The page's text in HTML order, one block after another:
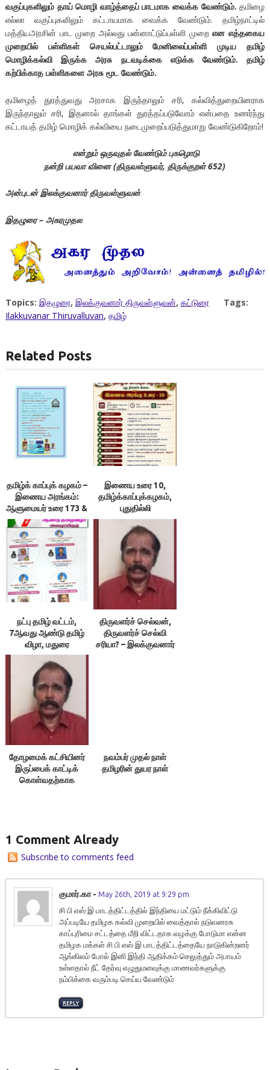
வகுப்புகளிலும் தாய்மொழி வாழ்த்தைப்பாடமாக வைக்க வேண்டும்.தமிழை
எல்லா வகுப்புகளிலும் கட்டாயமாக வைக்க வேண்டும். தமிழ்நாட்டில்
மத்தியஅரசின் பாட முறை அல்லது பன்னாட்டுப்பள்ளி முறைஎனஎத்தகைய
முறையில் பள்ளிகள் செயல்பட்டாலும்மேனிலைப்பள்ளிமுடியதமிழ்
மொழிக்கல்விஇருக்கஅரசு நடவடிக்கை எடுக்க வேண்டும்.தமிழ்
கற்பிக்காத பள்ளிகளைஅரசு மூட வேண்டும்.
தமிழைத் துரத்துவது அரசாக இருந்தாலும் சரி, கல்வித்துறையினராக
இருந்தாலும் சரி, இதனால் தாங்கள் துரத்தப்படுவோம் என்பதை உணர்ந்து
கட்டாயத் தமிழ் மொழிக் கல்வியை நடைமுறைப்படுத்துமாறு வேண்டுகிறோம்!
என்றும் ஒருவுதல் வேண்டும் புகழொடு
நன்றி பயவா வினை (திருவள்ளுவர், திருக்குறள் 652)
அன்புடன் இலக்குவனார் திருவள்ளுவன்
இதழுரை – அகரமுதல
Topics: இதழுரை, இலக்குவனார் திருவள்ளுவன், கட்டுரை
Tags:
Ilakkuvanar Thiruvalluvan, தமிழ்
Related Posts
தமிழ்க் காப்புக் கழகம் –
இணைய அரங்கம்:
ஆளுமையர் உரை 173 &
174 ; நூலரங்கம்
இணைய உரை 10,
தமிழ்க்காப்புக்கழகம்,
புதுதில்லி
நட்பு தமிழ் வட்டம்,
7ஆவது ஆண்டு தமிழ்
விழா, மதுரை
திருவளர்ச் செல்வன்,
திருவளர்ச் செல்வி
சரியா? – இலக்குவனார்
தோழமைக் கட்சியினர்
இருப்பைக் காட்டிக்
கொள்வதற்காக
நவம்பர் முதல் நாள்
தமிழரின் துயர நாள்
1 Comment Already
Subscribe to comments feed
குமார்.கா - May 26th, 2019 at 9:29 pm
சி பி எஸ் இ பாடத்திட்டத்தில் இந்தியை மட்டும் நீக்கிவிட்டு
அப்படியே தமிழக கல்வி முறையில் வைத்தால் நடுவனரசு
காப்புரிமை சட்டத்தை மீறி விட்டதாக வழக்கு போடுமா என்ன
தமிழக மக்கள் சி பி எஸ் இ பாடத்திட்டத்தையே நாடுகின்றனர்
ஆங்கிலம் போல் இனி இந்தி ஆதிக்கம் செலுத்தும் அபாயம்
உள்ளதால் நீட் தேர்வு எழுதுமளவுக்கு மாணவர்களுக்கு
நம்பிக்கை வரும்படி செய்ய வேண்டும்
REPLY